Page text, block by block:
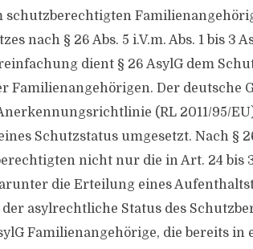
schutzberechtigten
nach § 26 Abs. 5 i.V.m. Abs. 1 bis 3
dient § 26 AsylG dem
Familienangehörigen. Der deutsche
(RL 2011/95/
Schutzstatus umgesetzt. Nach §
nicht nur die in Art. 24 bis
die Erteilung eines
asylrechtliche Status des
Familienangehörige, die bereits in